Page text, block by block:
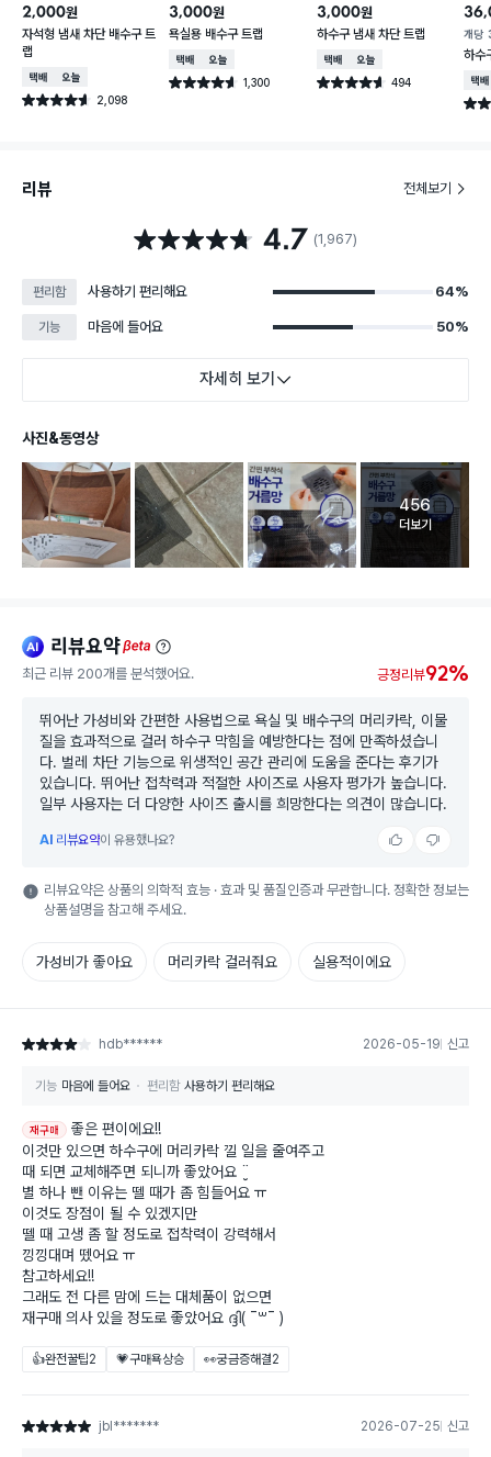
2,000원
자석형 냄새 차단 배수구 트
랩
택배배송오늘배송
별점 4.6점 2,098
건 작성
3,000원
욕실용 배수구 트랩
택배배송오늘배송
별점 4.6점 1,300
건 작성
3,000원
하수구 냄새 차단 트랩
택배배송오늘배송
별점 4.6점 494
건 작성
개당
하수
택배
별점
리뷰 전체보기
별점 4.7점 4.7 (1,967)
편리함 사용하기 편리해요 64%
기능 마음에 들어요 50%
자세히 보기
사진&동영상
고객 리뷰
456
더보기
ai 리뷰요약beta
최근 리뷰 200개를 분석했어요. 긍정리뷰92%
뛰어난 가성비와 간편한 사용법으로 욕실 및 배수구의 머리카락, 이물
질을 효과적으로 걸러 하수구 막힘을 예방한다는 점에 만족하셨습니
다. 벌레 차단 기능으로 위생적인 공간 관리에 도움을 준다는 후기가
있습니다. 뛰어난 접착력과 적절한 사이즈로 사용자 평가가 높습니다.
일부 사용자는 더 다양한 사이즈 출시를 희망한다는 의견이 많습니다.
AI 리뷰요약이 유용했나요?
리뷰요약은 상품의 의학적 효능 · 효과 및 품질인증과 무관합니다. 정확한 정보는
상품설명을 참고해 주세요.
가성비가 좋아요 머리카락 걸러줘요 실용적이에요
별점 4점 hdb****** 2026-05-19 신고
기능 마음에 들어요 편리함 사용하기 편리해요
재구매
좋은 편이에요!!
이것만 있으면 하수구에 머리카락 낄 일을 줄여주고
때 되면 교체해주면 되니까 좋았어요 ¨̮
별 하나 뺀 이유는 뗄 때가 좀 힘들어요 ㅠ
이것도 장점이 될 수 있겠지만
뗄 때 고생 좀 할 정도로 접착력이 강력해서
낑낑대며 뗐어요 ㅠ
참고하세요!!
그래도 전 다른 맘에 드는 대체품이 없으면
재구매 의사 있을 정도로 좋았어요 ദ്ദി( ¯꒳¯ )
👍완전꿀팁2 💗구매욕상승 👀궁금증해결2
별점 5점 jbl******* 2026-07-25 신고